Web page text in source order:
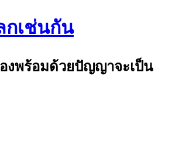
เช่นกัน
งพร้อมด้วยปัญญาจะเป็น